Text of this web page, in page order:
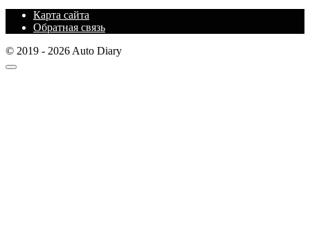
Карта сайта
Обратная связь
© 2019 - 2026 Auto Diary